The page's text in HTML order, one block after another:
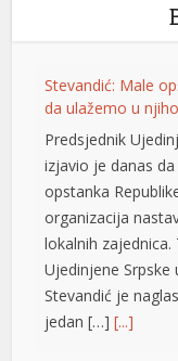
Stevandić: Male
da ulažemo u
Predsjednik
izjavio je danas
opstanka
organizacija
lokalnih
Ujedinjene
Stevandić je
jedan […][...]